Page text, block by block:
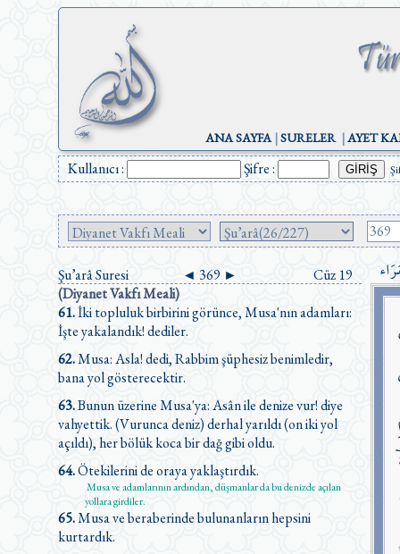
ANA SAYFA|SURELER|AYET
Kullanıcı : Şifre :
Şu’arâ Suresi ◄ 369 ►
Cüz 19
(Diyanet Vakfı Meali)
61.İki topluluk birbirini görünce, Musa'nın adamları:
İşte yakalandık! dediler.
62.Musa: Asla! dedi, Rabbim şüphesiz benimledir,
bana yol gösterecektir.
63.Bunun üzerine Musa'ya: Asân ile denize vur! diye
vahyettik. (Vurunca deniz) derhal yarıldı (on iki yol
açıldı), her bölük koca bir dağ gibi oldu.
64.Ötekilerini de oraya yaklaştırdık.
Musa ve adamlarının ardından, düşmanlar da bu denizde açılan
yollara girdiler.
65.Musa ve beraberinde bulunanların hepsini
kurtardık.